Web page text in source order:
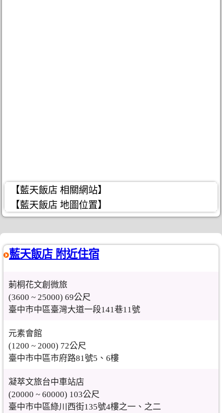
【藍天飯店 相關網站】
【藍天飯店 地圖位置】
藍天飯店 附近住宿
莿桐花文創微旅
(3600 ~ 25000) 69公尺
臺中市中區臺灣大道一段141巷11號
元素會館
(1200 ~ 2000) 72公尺
臺中市中區市府路81號5、6樓
凝萃文旅台中車站店
(20000 ~ 60000) 103公尺
臺中市中區綠川西街135號4樓之一、之二